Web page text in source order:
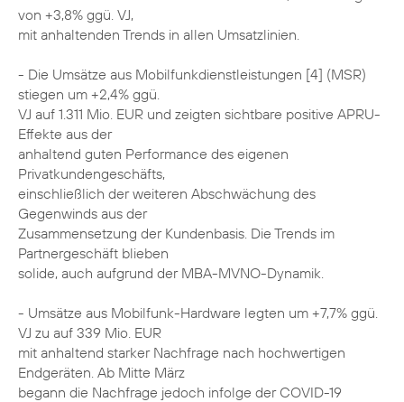
von +3,8% ggü. VJ,
mit anhaltenden Trends in allen Umsatzlinien.
- Die Umsätze aus Mobilfunkdienstleistungen [4] (MSR)
stiegen um +2,4% ggü.
VJ auf 1.311 Mio. EUR und zeigten sichtbare positive APRU-
Effekte aus der
anhaltend guten Performance des eigenen
Privatkundengeschäfts,
einschließlich der weiteren Abschwächung des
Gegenwinds aus der
Zusammensetzung der Kundenbasis. Die Trends im
Partnergeschäft blieben
solide, auch aufgrund der MBA-MVNO-Dynamik.
- Umsätze aus Mobilfunk-Hardware legten um +7,7% ggü.
VJ zu auf 339 Mio. EUR
mit anhaltend starker Nachfrage nach hochwertigen
Endgeräten. Ab Mitte März
begann die Nachfrage jedoch infolge der COVID-19